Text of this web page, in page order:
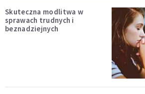
Skuteczna modlitwa w
sprawach trudnych i
beznadziejnych